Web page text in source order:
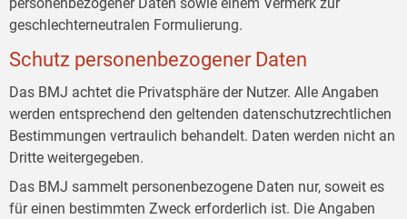
geschlechterneutralen Formulierung.
Schutz personenbezogener Daten
Das BMJ achtet die Privatsphäre der Nutzer. Alle Angaben
werden entsprechend den geltenden datenschutzrechtlichen
Bestimmungen vertraulich behandelt. Daten werden nicht an
Dritte weitergegeben.
Das BMJ sammelt personenbezogene Daten nur, soweit es
für einen bestimmten Zweck erforderlich ist. Die Angaben